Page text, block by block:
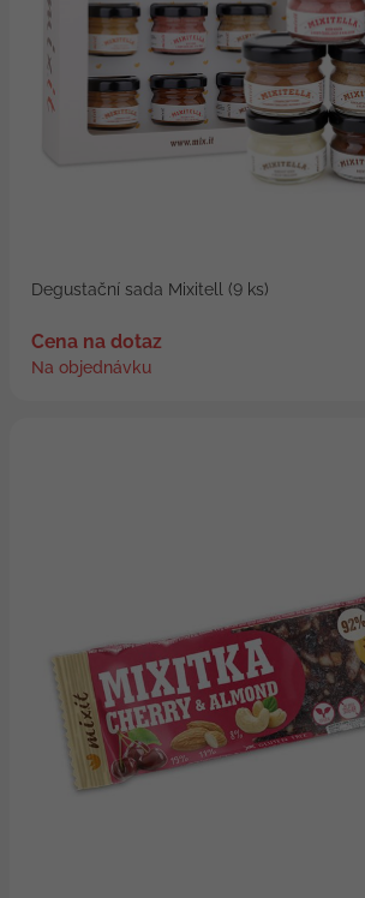
Degustační sada Mixitell (9 ks)
Cena na dotaz
Na objednávku